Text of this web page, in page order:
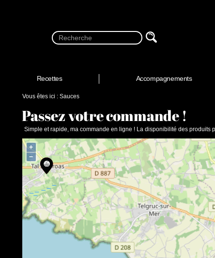
Recettes Accompagnements
Vous êtes ici : Sauces
Passez votre commande !
Simple et rapide, ma commande en ligne ! La disponibilité des produits
+
−